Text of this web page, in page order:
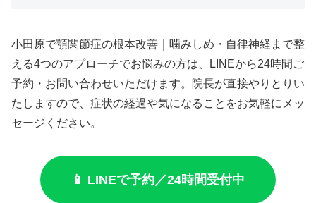
小田原で顎関節症の根本改善｜噛みしめ・自律神経まで整
える4つのアプローチでお悩みの方は、LINEから24時間ご
予約・お問い合わせいただけます。院長が直接やりとりい
たしますので、症状の経過や気になることをお気軽にメッ
セージください。
📱 LINEで予約／24時間受付中